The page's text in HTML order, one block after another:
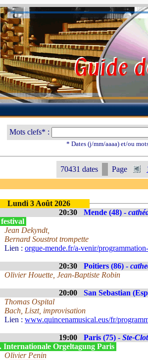
Mots clefs* :
* Dates (j/mm/aaaa) et/ou
70431 dates Page
Lundi 3 Août 2026
20:30
Mende (48) -
Jean Dekyndt,
Bernard Soustrot trompette
Lien : orgue-mende.fr/a-venir/
20:30 Poitiers (86) -
Olivier Houette, Jean-Baptiste Robin
20:00 San Sebastian
Thomas Ospital
Bach, Liszt, improvisation
Lien : www.quincenamusical.eus/fr/
19:00 Paris (75) - Ste-
Internationale Orgeltagung Paris
Olivier Penin